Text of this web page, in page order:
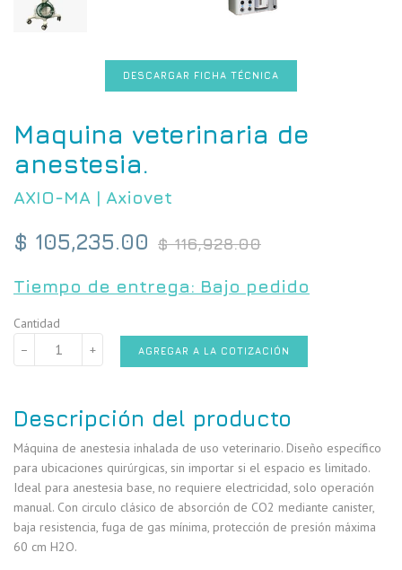
DESCARGAR FICHA TÉCNICA
Maquina veterinaria de
anestesia.
AXIO-MA | Axiovet
Precio
habitual
$ 105,235.00 $ 116,928.00
Tiempo de entrega: Bajo pedido
Cantidad
−
+ AGREGAR A LA COTIZACIÓN
Descripción del producto
Máquina de anestesia inhalada de uso veterinario. Diseño específico
para ubicaciones quirúrgicas, sin importar si el espacio es limitado.
Ideal para anestesia base, no requiere electricidad, solo operación
manual. Con circulo clásico de absorción de CO2 mediante canister,
baja resistencia, fuga de gas mínima, protección de presión máxima
60 cm H2O.